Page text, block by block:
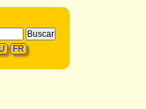
FR